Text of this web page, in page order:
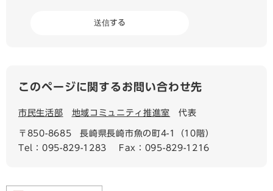
このページに関するお問い合わせ先
市民生活部 地域コミュニティ推進室 代表
〒850-8685
長崎県長崎市魚の町4-1（10階）
Tel：095-829-1283
Fax：095-829-1216